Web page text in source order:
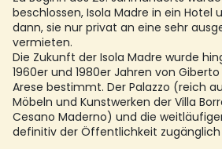
beschlossen, Isola Madre in ein Hotel
dann, sie nur privat an eine sehr
vermieten.
Die Zukunft der Isola Madre wurde
1960er und 1980er Jahren von
Arese bestimmt. Der Palazzo (reich
Möbeln und Kunstwerken der Villa
Cesano Maderno) und die
definitiv der Öffentlichkeit